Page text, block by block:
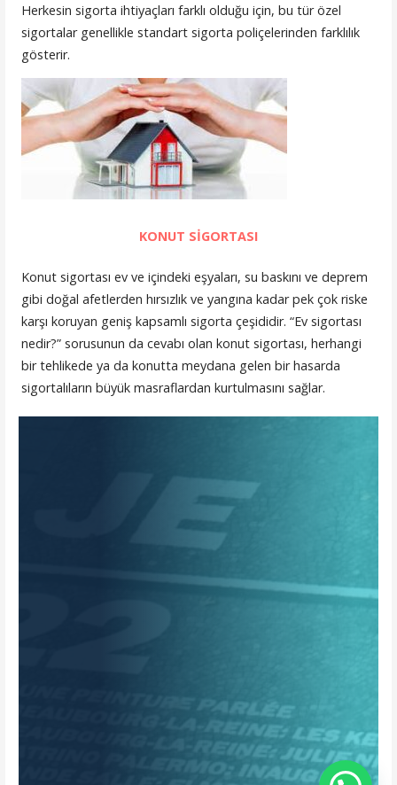
Herkesin sigorta ihtiyaçları farklı olduğu için, bu tür özel
sigortalar genellikle standart sigorta poliçelerinden farklılık
gösterir.
KONUT SİGORTASI
Konut sigortası ev ve içindeki eşyaları, su baskını ve deprem
gibi doğal afetlerden hırsızlık ve yangına kadar pek çok riske
karşı koruyan geniş kapsamlı sigorta çeşididir. “Ev sigortası
nedir?” sorusunun da cevabı olan konut sigortası, herhangi
bir tehlikede ya da konutta meydana gelen bir hasarda
sigortalıların büyük masraflardan kurtulmasını sağlar.